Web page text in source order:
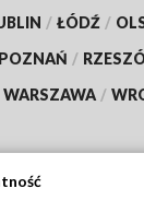
/ ŁÓDŹ /
POZNAŃ /
WARSZAWA /